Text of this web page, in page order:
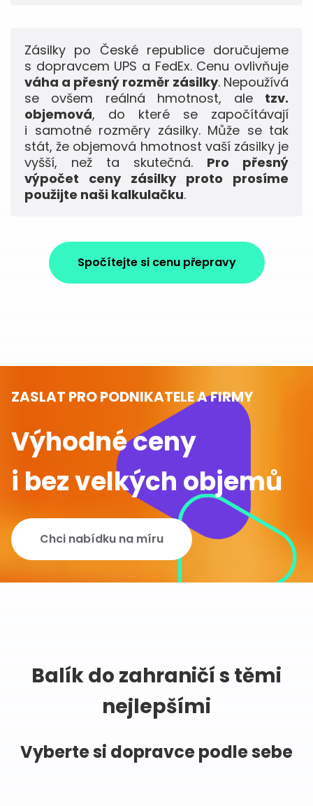
Zásilky po České republice doručujeme
s dopravcem UPS a FedEx. Cenu ovlivňuje
váha a přesný rozměr zásilky. Nepoužívá
se ovšem reálná hmotnost, ale tzv.
objemová, do které se započítávají
i samotné rozměry zásilky. Může se tak
stát, že objemová hmotnost vaší zásilky je
vyšší, než ta skutečná. Pro přesný
výpočet ceny zásilky proto prosíme
použijte naši kalkulačku.
Spočítejte si cenu přepravy
ZASLAT PRO PODNIKATELE A FIRMY
Výhodné ceny
i bez velkých objemů
Chci nabídku na míru
Balík do zahraničí s těmi
nejlepšími
Vyberte si dopravce podle sebe